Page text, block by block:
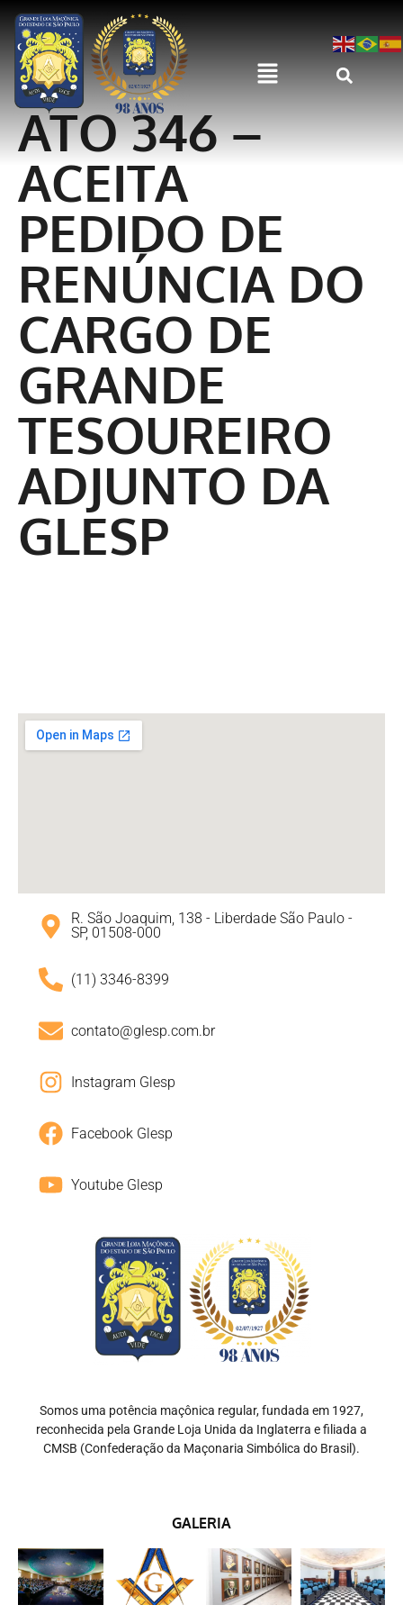
ATO 346 –
ACEITA
PEDIDO DE
RENÚNCIA DO
CARGO DE
GRANDE
TESOUREIRO
ADJUNTO DA
GLESP
R. São Joaquim, 138 - Liberdade São Paulo -
SP, 01508-000
(11) 3346-8399
contato@glesp.com.br
Instagram Glesp
Facebook Glesp
Youtube Glesp
Somos uma potência maçônica regular, fundada em 1927,
reconhecida pela Grande Loja Unida da Inglaterra e filiada a
CMSB (Confederação da Maçonaria Simbólica do Brasil).
GALERIA